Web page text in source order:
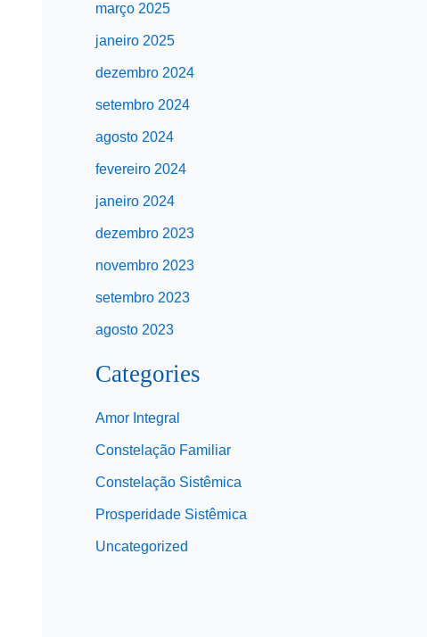
março 2025
janeiro 2025
dezembro 2024
setembro 2024
agosto 2024
fevereiro 2024
janeiro 2024
dezembro 2023
novembro 2023
setembro 2023
agosto 2023
Categories
Amor Integral
Constelação Familiar
Constelação Sistêmica
Prosperidade Sistêmica
Uncategorized